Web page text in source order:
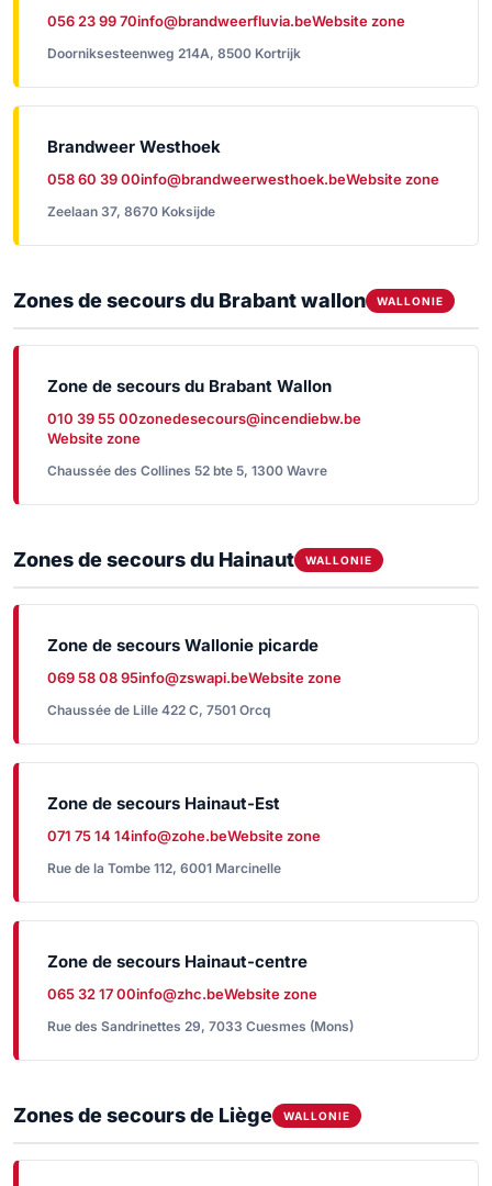
056 23 99 70info@brandweerfluvia.beWebsite zone
Doorniksesteenweg 214A, 8500 Kortrijk
Brandweer Westhoek
058 60 39 00info@brandweerwesthoek.beWebsite zone
Zeelaan 37, 8670 Koksijde
Zones de secours du Brabant wallon WALLONIE
Zone de secours du Brabant Wallon
010 39 55 00zonedesecours@incendiebw.be
Website zone
Chaussée des Collines 52 bte 5, 1300 Wavre
Zones de secours du Hainaut WALLONIE
Zone de secours Wallonie picarde
069 58 08 95info@zswapi.beWebsite zone
Chaussée de Lille 422 C, 7501 Orcq
Zone de secours Hainaut-Est
071 75 14 14info@zohe.beWebsite zone
Rue de la Tombe 112, 6001 Marcinelle
Zone de secours Hainaut-centre
065 32 17 00info@zhc.beWebsite zone
Rue des Sandrinettes 29, 7033 Cuesmes (Mons)
Zones de secours de Liège WALLONIE